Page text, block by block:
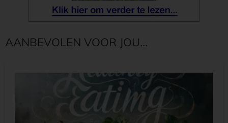
AANBEVOLEN VOOR JOU...